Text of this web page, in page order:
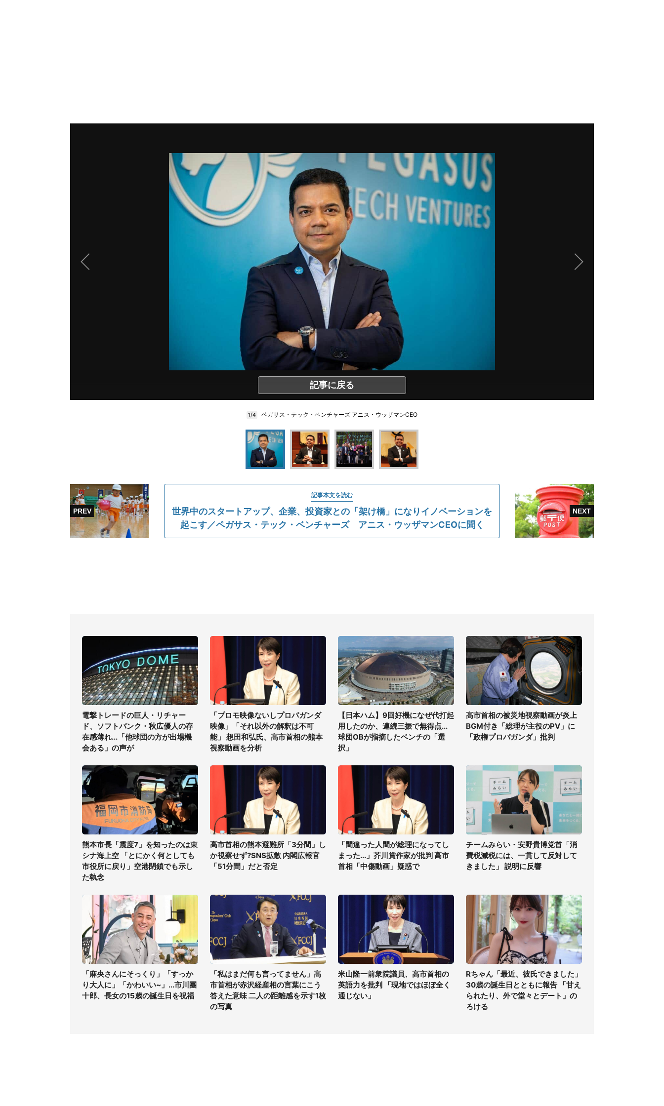
記事に戻る
1/4 ペガサス・テック・ベンチャーズ アニス・ウッザマンCEO
記事本文を読む
世界中のスタートアップ、企業、投資家との「架け橋」になりイノベーションを
起こす／ペガサス・テック・ベンチャーズ アニス・ウッザマンCEOに聞く
電撃トレードの巨人・リチャー
ド、ソフトバンク・秋広優人の存
在感薄れ...「他球団の方が出場機
会ある」の声が
「プロモ映像ないしプロパガンダ
映像」「それ以外の解釈は不可
能」 想田和弘氏、高市首相の熊本
視察動画を分析
【日本ハム】9回好機になぜ代打起
用したのか、連続三振で無得点...
球団OBが指摘したベンチの「選
択」
高市首相の被災地視察動画が炎上
BGM付き「総理が主役のPV」に
「政権プロパガンダ」批判
熊本市長「震度7」を知ったのは東
シナ海上空 「とにかく何としても
市役所に戻り」空港閉鎖でも示し
た執念
高市首相の熊本避難所「3分間」し
か視察せず?SNS拡散 内閣広報官
「51分間」だと否定
「間違った人間が総理になってし
まった...」芥川賞作家が批判 高市
首相「中傷動画」疑惑で
チームみらい・安野貴博党首「消
費税減税には、一貫して反対して
きました」 説明に反響
「麻央さんにそっくり」「すっか
り大人に」「かわいい~」...市川團
十郎、長女の15歳の誕生日を祝福
「私はまだ何も言ってません」高
市首相が赤沢経産相の言葉にこう
答えた意味 二人の距離感を示す1枚
の写真
米山隆一前衆院議員、高市首相の
英語力を批判 「現地ではほぼ全く
通じない」
Rちゃん「最近、彼氏できました」
30歳の誕生日とともに報告 「甘え
られたり、外で堂々とデート」の
ろける